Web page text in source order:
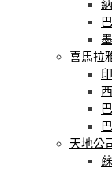
喜馬拉
天地公